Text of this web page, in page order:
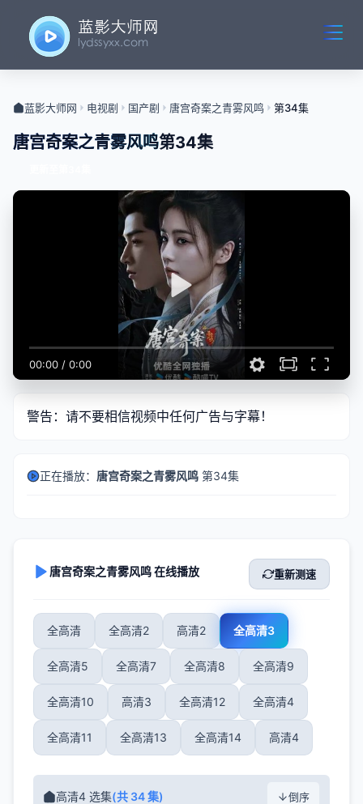
蓝影大师网 电视剧 国产剧 唐宫奇案之青雾风鸣 第34集
唐宫奇案之青雾风鸣第34集
00:00 / 0:00
警告：请不要相信视频中任何广告与字幕！
正在播放： 唐宫奇案之青雾风鸣 第34集
唐宫奇案之青雾风鸣 在线播放 重新测速
全高清 全高清2 高清2 全高清3
全高清5 全高清7 全高清8 全高清9
全高清10 高清3 全高清12 全高清4
全高清11 全高清13 全高清14 高清4
高清4 选集(共 34 集) 倒序